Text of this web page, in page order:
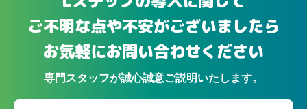
ご不明な点や不安がございましたら
お気軽にお問い合わせください
専門スタッフが誠心誠意ご説明いたします。